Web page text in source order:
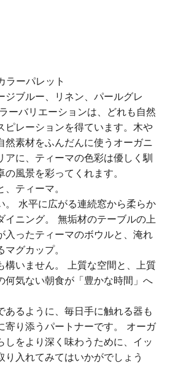
ラーパレット
ジブルー、リネン、パールグレ
ーバリエーションは、どれも自然
ピレーションを得ています。木や
然素材をふんだんに使うオーガニ
アに、ティーマの色彩は優しく馴
風景を彩ってくれます。
ティーマ。
。 水平に広がる連続窓から柔らか
イニング。 無垢材のテーブルの上
入ったティーマのボウルと、淹れ
グカップ。
構いません。 上質な空間と、上質
何気ない朝食が「豊かな時間」へ
あるように、毎日手に触れる器も
寄り添うパートナーです。 オーガ
しをより深く味わうために、イッ
り入れてみてはいかがでしょう